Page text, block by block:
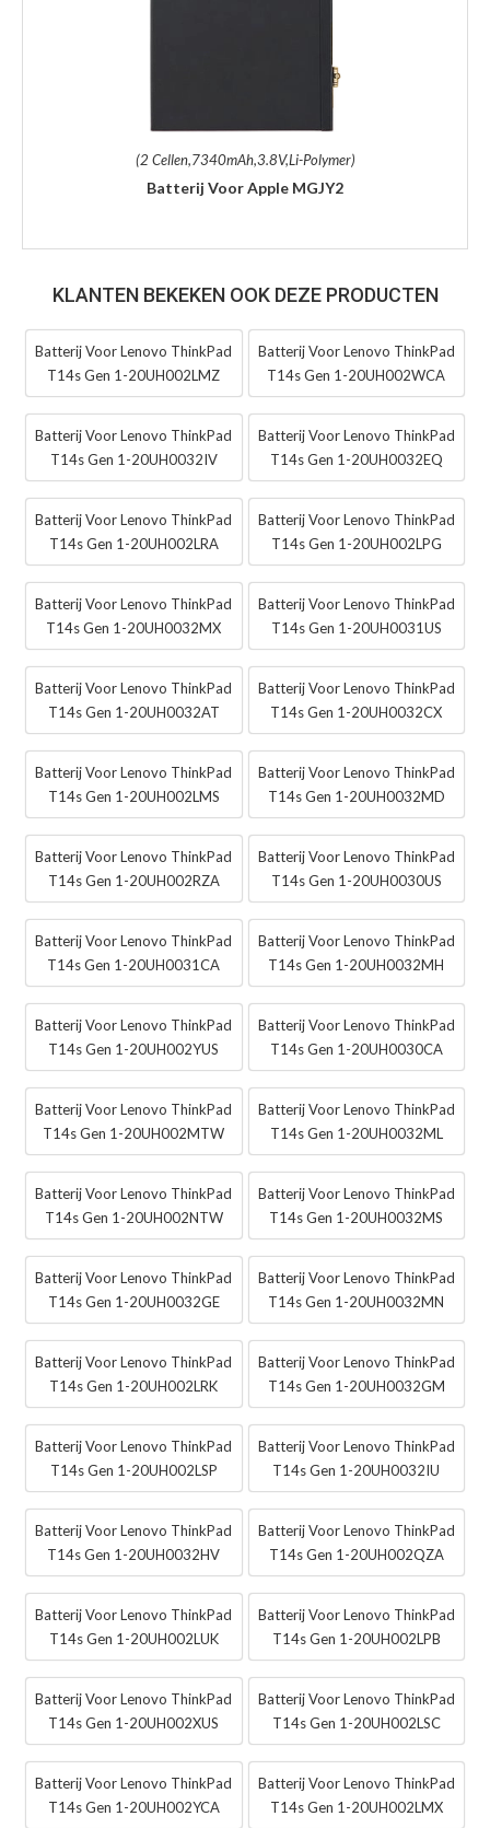
(2 Cellen,7340mAh,3.8V,Li-Polymer)
Batterij Voor Apple MGJY2
KLANTEN BEKEKEN OOK DEZE PRODUCTEN
Batterij Voor Lenovo ThinkPad
T14s Gen 1-20UH002LMZ
Batterij Voor Lenovo ThinkPad
T14s Gen 1-20UH002WCA
Batterij Voor Lenovo ThinkPad
T14s Gen 1-20UH0032IV
Batterij Voor Lenovo ThinkPad
T14s Gen 1-20UH0032EQ
Batterij Voor Lenovo ThinkPad
T14s Gen 1-20UH002LRA
Batterij Voor Lenovo ThinkPad
T14s Gen 1-20UH002LPG
Batterij Voor Lenovo ThinkPad
T14s Gen 1-20UH0032MX
Batterij Voor Lenovo ThinkPad
T14s Gen 1-20UH0031US
Batterij Voor Lenovo ThinkPad
T14s Gen 1-20UH0032AT
Batterij Voor Lenovo ThinkPad
T14s Gen 1-20UH0032CX
Batterij Voor Lenovo ThinkPad
T14s Gen 1-20UH002LMS
Batterij Voor Lenovo ThinkPad
T14s Gen 1-20UH0032MD
Batterij Voor Lenovo ThinkPad
T14s Gen 1-20UH002RZA
Batterij Voor Lenovo ThinkPad
T14s Gen 1-20UH0030US
Batterij Voor Lenovo ThinkPad
T14s Gen 1-20UH0031CA
Batterij Voor Lenovo ThinkPad
T14s Gen 1-20UH0032MH
Batterij Voor Lenovo ThinkPad
T14s Gen 1-20UH002YUS
Batterij Voor Lenovo ThinkPad
T14s Gen 1-20UH0030CA
Batterij Voor Lenovo ThinkPad
T14s Gen 1-20UH002MTW
Batterij Voor Lenovo ThinkPad
T14s Gen 1-20UH0032ML
Batterij Voor Lenovo ThinkPad
T14s Gen 1-20UH002NTW
Batterij Voor Lenovo ThinkPad
T14s Gen 1-20UH0032MS
Batterij Voor Lenovo ThinkPad
T14s Gen 1-20UH0032GE
Batterij Voor Lenovo ThinkPad
T14s Gen 1-20UH0032MN
Batterij Voor Lenovo ThinkPad
T14s Gen 1-20UH002LRK
Batterij Voor Lenovo ThinkPad
T14s Gen 1-20UH0032GM
Batterij Voor Lenovo ThinkPad
T14s Gen 1-20UH002LSP
Batterij Voor Lenovo ThinkPad
T14s Gen 1-20UH0032IU
Batterij Voor Lenovo ThinkPad
T14s Gen 1-20UH0032HV
Batterij Voor Lenovo ThinkPad
T14s Gen 1-20UH002QZA
Batterij Voor Lenovo ThinkPad
T14s Gen 1-20UH002LUK
Batterij Voor Lenovo ThinkPad
T14s Gen 1-20UH002LPB
Batterij Voor Lenovo ThinkPad
T14s Gen 1-20UH002XUS
Batterij Voor Lenovo ThinkPad
T14s Gen 1-20UH002LSC
Batterij Voor Lenovo ThinkPad
T14s Gen 1-20UH002YCA
Batterij Voor Lenovo ThinkPad
T14s Gen 1-20UH002LMX